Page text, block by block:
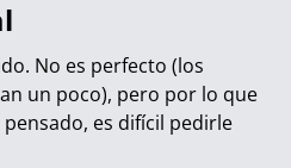
No es perfecto (los
un poco), pero por lo que
es difícil pedirle